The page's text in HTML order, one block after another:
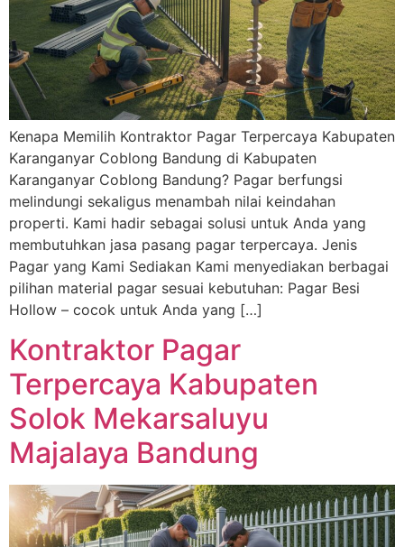
Kenapa Memilih Kontraktor Pagar Terpercaya Kabupaten
Karanganyar Coblong Bandung di Kabupaten
Karanganyar Coblong Bandung? Pagar berfungsi
melindungi sekaligus menambah nilai keindahan
properti. Kami hadir sebagai solusi untuk Anda yang
membutuhkan jasa pasang pagar terpercaya. Jenis
Pagar yang Kami Sediakan Kami menyediakan berbagai
pilihan material pagar sesuai kebutuhan: Pagar Besi
Hollow – cocok untuk Anda yang […]
Kontraktor Pagar
Terpercaya Kabupaten
Solok Mekarsaluyu
Majalaya Bandung